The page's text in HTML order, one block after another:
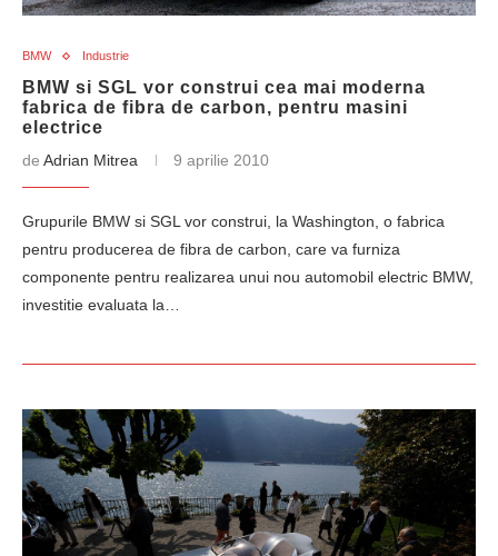
BMW Industrie
BMW si SGL vor construi cea mai moderna
fabrica de fibra de carbon, pentru masini
electrice
de Adrian Mitrea 9 aprilie 2010
Grupurile BMW si SGL vor construi, la Washington, o fabrica
pentru producerea de fibra de carbon, care va furniza
componente pentru realizarea unui nou automobil electric BMW,
investitie evaluata la…